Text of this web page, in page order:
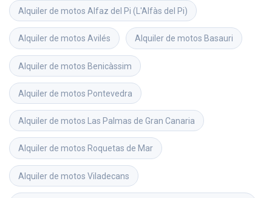
Alquiler de motos Alfaz del Pi (L'Alfàs del Pi)
Alquiler de motos Avilés Alquiler de motos Basauri
Alquiler de motos Benicàssim
Alquiler de motos Pontevedra
Alquiler de motos Las Palmas de Gran Canaria
Alquiler de motos Roquetas de Mar
Alquiler de motos Viladecans